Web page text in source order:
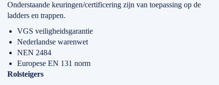
Onderstaande keuringen/certificering zijn van toepassing op de
ladders en trappen.
VGS veiligheidsgarantie
Nederlandse warenwet
NEN 2484
Europese EN 131 norm
Rolsteigers